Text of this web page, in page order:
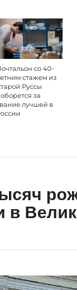
со 40-
стажем из
Руссы
за
лучшей в
в